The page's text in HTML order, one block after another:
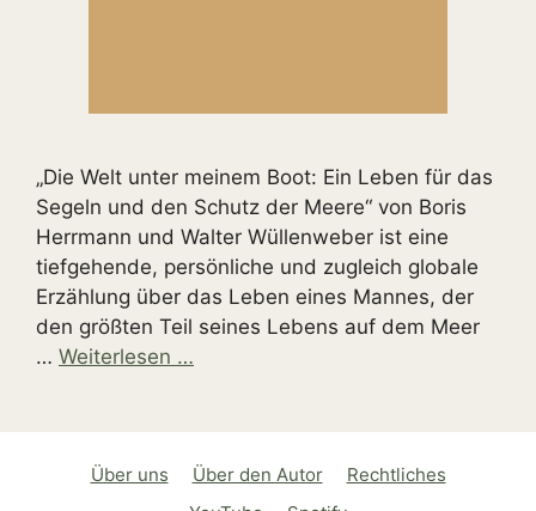
„Die Welt unter meinem Boot: Ein Leben für das
Segeln und den Schutz der Meere“ von Boris
Herrmann und Walter Wüllenweber ist eine
tiefgehende, persönliche und zugleich globale
Erzählung über das Leben eines Mannes, der
den größten Teil seines Lebens auf dem Meer
… Weiterlesen …
Über uns Über den Autor
Rechtliches